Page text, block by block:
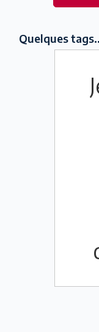
Quelques